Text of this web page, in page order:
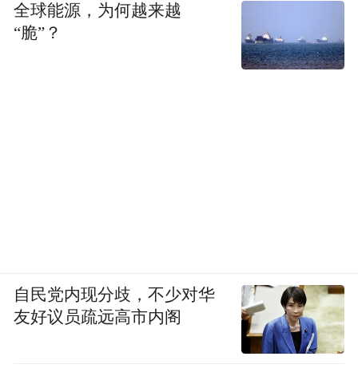
全球能源，为何越来越
“脆”？
自民党内现分歧，不少对华
友好议员疏远高市内阁